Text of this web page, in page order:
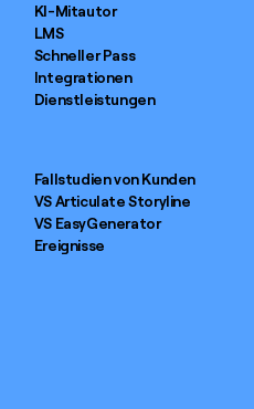
KI-Mitautor
LMS
Schneller Pass
Integrationen
Dienstleistungen
Fallstudien von Kunden
VS Articulate Storyline
VS EasyGenerator
Ereignisse